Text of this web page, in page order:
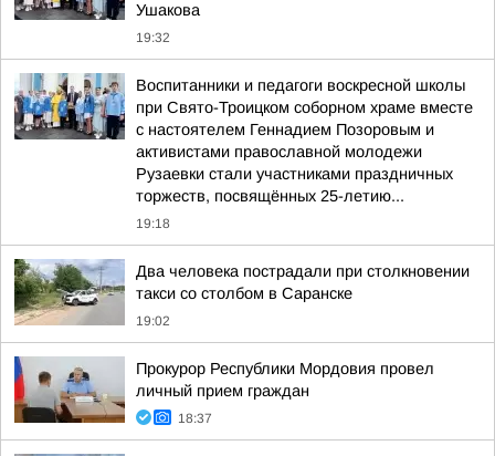
Ушакова
19:32
Воспитанники и педагоги воскресной школы
при Свято-Троицком соборном храме вместе
с настоятелем Геннадием Позоровым и
активистами православной молодежи
Рузаевки стали участниками праздничных
торжеств, посвящённых 25-летию...
19:18
Два человека пострадали при столкновении
такси со столбом в Саранске
19:02
Прокурор Республики Мордовия провел
личный прием граждан
18:37